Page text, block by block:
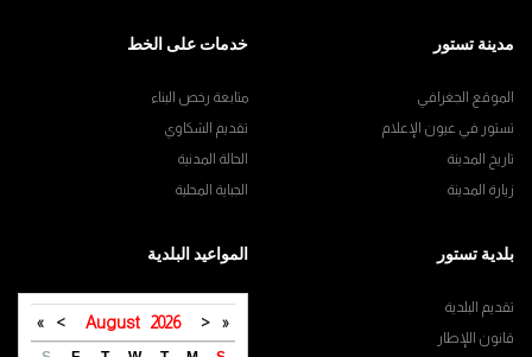
مدينة تستور
الموقع الجغرافي
تستور في عيون الإعلام
تاريخ المدينة
زيارة المدينة
خدمات على الخط
متابعة رخص البناء
تقديم الشكاوي
الحالة المدنية
الجباية المحلية
بلدية تستور
تقديم البلدية
قانون اللإطار
المواعيد البلدية
«
<
August 2026
>
»